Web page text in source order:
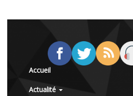
Accueil
Actualité